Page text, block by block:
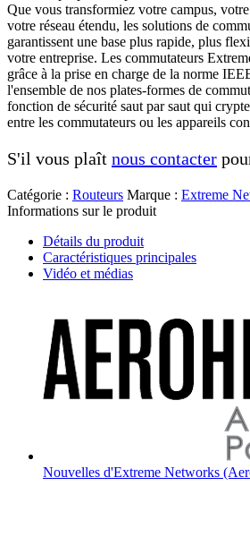
Que vous transformiez votre campus,
votre réseau étendu, les solutions de
garantissent une base plus rapide, plus
votre entreprise. Les commutateurs
grâce à la prise en charge de la norme
l'ensemble de nos plates-formes de
fonction de sécurité saut par saut qui
entre les commutateurs ou les appareils
S'il vous plaît nous contacter
Catégorie : Routeurs Marque : Extreme
Informations sur le produit
Détails du produit
Caractéristiques principales
Vidéo et médias
Nouvelles d'Extreme Networks